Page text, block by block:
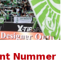
Nummer